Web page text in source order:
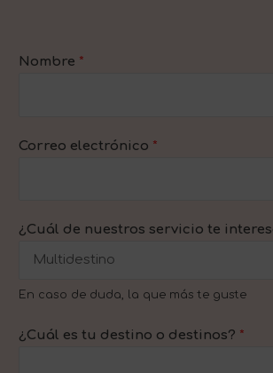
Nombre *
Correo electrónico *
¿Cuál de nuestros servicio te
En caso de duda, la que más te guste
¿Cuál es tu destino o destinos? *